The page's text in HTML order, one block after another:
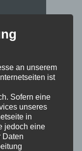
an unserem
ist
Sofern eine
unseres
in
jedoch eine
Daten